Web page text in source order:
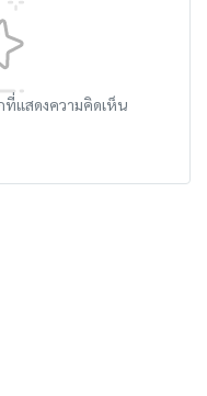
ที่แสดงความคิดเห็น